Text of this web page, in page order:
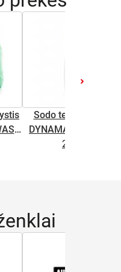
Sodo technikos
DYNAMAX M2T
2.65